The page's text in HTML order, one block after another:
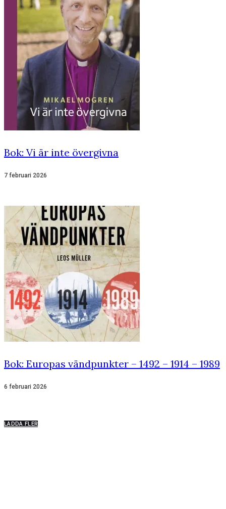
Bok: Vi är inte övergivna
7 februari 2026
Bok: Europas vändpunkter – 1492 – 1914 – 1989
6 februari 2026
LADDA FLER